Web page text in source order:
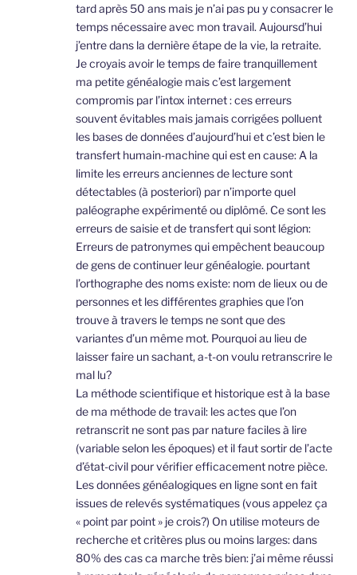
tard après 50 ans mais je n’ai pas pu y consacrer le
temps nécessaire avec mon travail. Aujoursd’hui
j’entre dans la dernière étape de la vie, la retraite.
Je croyais avoir le temps de faire tranquillement
ma petite généalogie mais c’est largement
compromis par l’intox internet : ces erreurs
souvent évitables mais jamais corrigées polluent
les bases de données d’aujourd’hui et c’est bien le
transfert humain-machine qui est en cause: A la
limite les erreurs anciennes de lecture sont
détectables (à posteriori) par n’importe quel
paléographe expérimenté ou diplômé. Ce sont les
erreurs de saisie et de transfert qui sont légion:
Erreurs de patronymes qui empêchent beaucoup
de gens de continuer leur généalogie. pourtant
l’orthographe des noms existe: nom de lieux ou de
personnes et les différentes graphies que l’on
trouve à travers le temps ne sont que des
variantes d’un même mot. Pourquoi au lieu de
laisser faire un sachant, a-t-on voulu retranscrire le
mal lu?
La méthode scientifique et historique est à la base
de ma méthode de travail: les actes que l’on
retranscrit ne sont pas par nature faciles à lire
(variable selon les époques) et il faut sortir de l’acte
d’état-civil pour vérifier efficacement notre pièce.
Les données généalogiques en ligne sont en fait
issues de relevés systématiques (vous appelez ça
« point par point » je crois?) On utilise moteurs de
recherche et critères plus ou moins larges: dans
80% des cas ca marche très bien: j’ai même réussi